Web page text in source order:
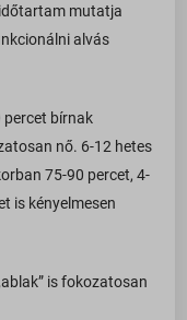
mutatja
alvás
percet bírnak
nő. 6-12 hetes
75-90 percet, 4-
is kényelmesen
is fokozatosan